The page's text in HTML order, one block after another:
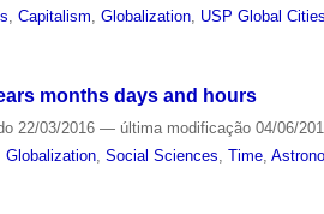
,Capitalism,Globalization, USP Global
months days and hours
22/03/2016— última modificação 04/06/
Globalization,Social Sciences,Time,